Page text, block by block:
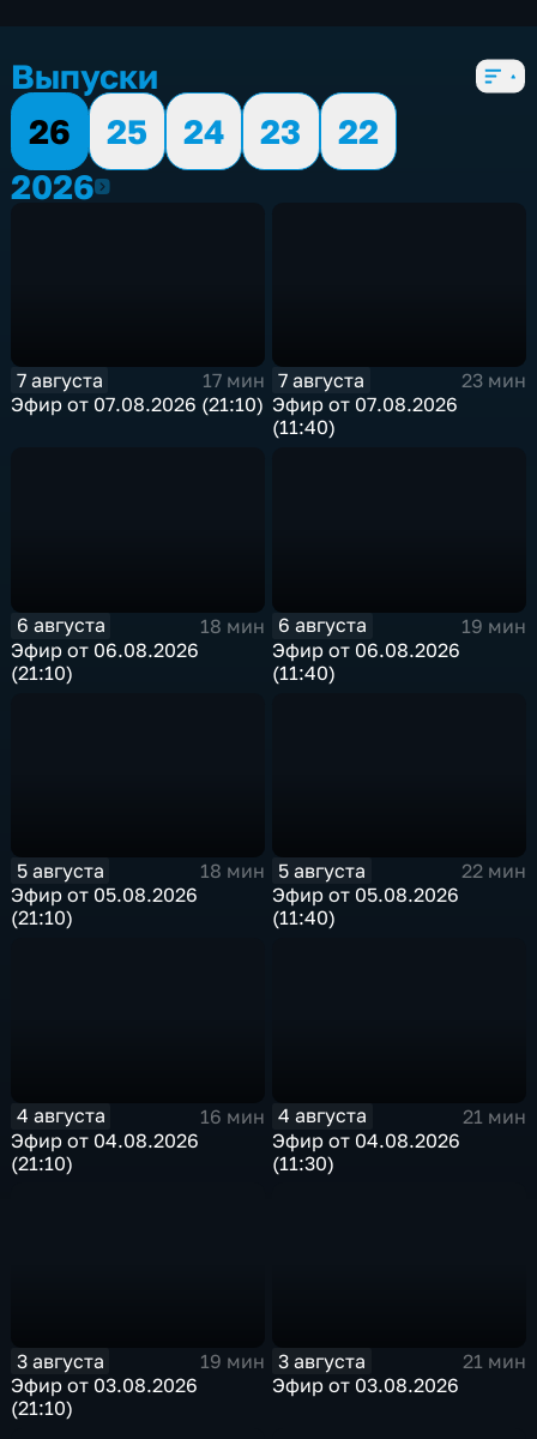
Выпуски
26
25 24 23
22
20262026
7 августа
17 мин
Эфир от 07.08.2026 (21:10)
7 августа
23 мин
Эфир от 07.08.2026
(11:40)
6 августа
18 мин
Эфир от 06.08.2026
(21:10)
6 августа
19 мин
Эфир от 06.08.2026
(11:40)
5 августа
18 мин
Эфир от 05.08.2026
(21:10)
5 августа
22 мин
Эфир от 05.08.2026
(11:40)
4 августа
16 мин
Эфир от 04.08.2026
(21:10)
4 августа
21 мин
Эфир от 04.08.2026
(11:30)
3 августа
19 мин
Эфир от 03.08.2026
(21:10)
3 августа
21 мин
Эфир от 03.08.2026